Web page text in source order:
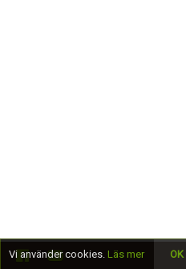
Vi använder cookies. Läs mer OK